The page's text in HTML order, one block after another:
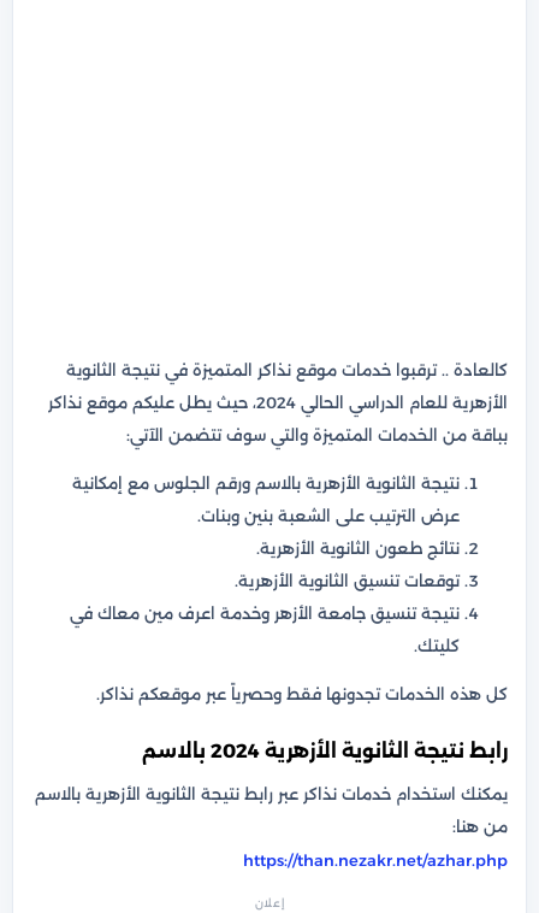
كالعادة .. ترقبوا خدمات موقع نذاكر المتميزة في نتيجة الثانوية
الأزهرية للعام الدراسي الحالي 2024، حيث يطل عليكم موقع نذاكر
بباقة من الخدمات المتميزة والتي سوف تتضمن الآتي:
نتيجة الثانوية الأزهرية بالاسم ورقم الجلوس مع إمكانية
عرض الترتيب على الشعبة بنين وبنات.
نتائج طعون الثانوية الأزهرية.
توقعات تنسيق الثانوية الأزهرية.
نتيجة تنسيق جامعة الأزهر وخدمة اعرف مين معاك في
كليتك.
كل هذه الخدمات تجدونها فقط وحصرياً عبر موقعكم نذاكر.
رابط نتيجة الثانوية الأزهرية 2024 بالاسم
يمكنك استخدام خدمات نذاكر عبر رابط نتيجة الثانوية الأزهرية بالاسم
من هنا:
https://than.nezakr.net/azhar.php
إعلان